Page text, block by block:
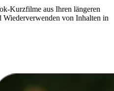
Kurzfilme aus Ihren längeren
Wiederverwenden von Inhalten in